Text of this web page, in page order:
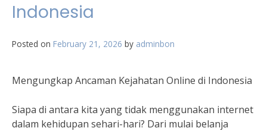
Indonesia
Posted on February 21, 2026 by adminbon
Mengungkap Ancaman Kejahatan Online di Indonesia
Siapa di antara kita yang tidak menggunakan internet
dalam kehidupan sehari-hari? Dari mulai belanja